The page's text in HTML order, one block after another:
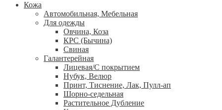
Кожа
Автомобильная, Мебельная
Для одежды
Овчина, Коза
КРС (Бычина)
Свиная
Галантерейная
Лицевая/С покрытием
Нубук, Велюр
Принт, Тиснение, Лак, Пулл-ап
Шорно-седельная
Растительное Дубление